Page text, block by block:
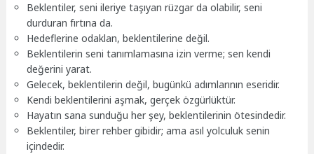
Beklentiler, seni ileriye taşıyan rüzgar da olabilir, seni
durduran fırtına da.
Hedeflerine odaklan, beklentilerine değil.
Beklentilerin seni tanımlamasına izin verme; sen kendi
değerini yarat.
Gelecek, beklentilerin değil, bugünkü adımlarının eseridir.
Kendi beklentilerini aşmak, gerçek özgürlüktür.
Hayatın sana sunduğu her şey, beklentilerinin ötesindedir.
Beklentiler, birer rehber gibidir; ama asıl yolculuk senin
içindedir.